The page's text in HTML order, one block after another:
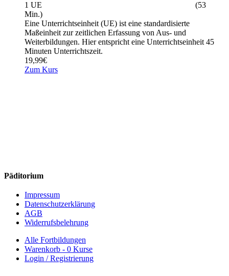
1 UE
(53
Min.)
Eine Unterrichtseinheit (UE) ist eine standardisierte
Maßeinheit zur zeitlichen Erfassung von Aus- und
Weiterbildungen. Hier entspricht eine Unterrichtseinheit 45
Minuten Unterrichtszeit.
19,99€
Zum Kurs
Päditorium
Impressum
Datenschutzerklärung
AGB
Widerrufsbelehrung
Alle Fortbildungen
Warenkorb - 0 Kurse
Login / Registrierung